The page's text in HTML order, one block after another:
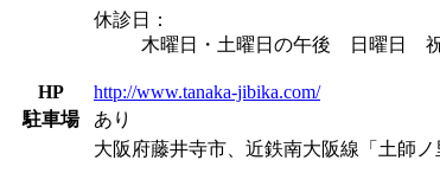
休診日：
木曜日・土曜日の午後 日曜日
HP
http://www.tanaka-jibika.com/
駐車場
あり
大阪府藤井寺市、近鉄南大阪線「土師